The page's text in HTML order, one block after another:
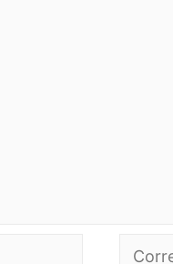
Correo